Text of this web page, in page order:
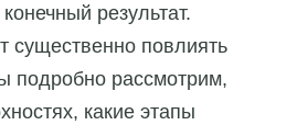
результат.
существенно повлиять
подробно рассмотрим,
какие этапы